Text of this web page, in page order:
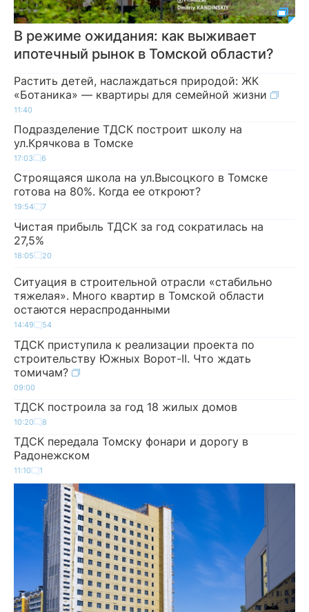
В режиме ожидания: как выживает
ипотечный рынок в Томской области?
Растить детей, наслаждаться природой: ЖК
«Ботаника» — квартиры для семейной жизни
11:40
Подразделение ТДСК построит школу на
ул.Крячкова в Томске
17:03 6
Строящаяся школа на ул.Высоцкого в Томске
готова на 80%. Когда ее откроют?
19:54 7
Чистая прибыль ТДСК за год сократилась на
27,5%
18:05 20
Ситуация в строительной отрасли «стабильно
тяжелая». Много квартир в Томской области
остаются нераспроданными
14:49 54
ТДСК приступила к реализации проекта по
строительству Южных Ворот-II. Что ждать
томичам?
09:00
ТДСК построила за год 18 жилых домов
10:20 8
ТДСК передала Томску фонари и дорогу в
Радонежском
11:10 1